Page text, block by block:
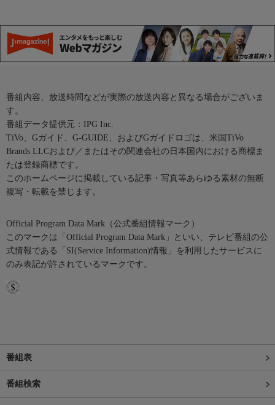
番組内容、放送時間などが実際の放送内容と異なる場合がございま
す。
番組データ提供元：IPG Inc.
TiVo、Gガイド、G-GUIDE、およびGガイドロゴは、米国TiVo
Brands LLCおよび／またはその関連会社の日本国内における商標ま
たは登録商標です。
このホームページに掲載している記事・写真等あらゆる素材の無断
複写・転載を禁じます。
Official Program Data Mark（公式番組情報マーク）
このマークは「Official Program Data Mark」といい、テレビ番組の公
式情報である「SI(Service Information)情報」を利用したサービスに
のみ表記が許されているマークです。
番組表
番組検索